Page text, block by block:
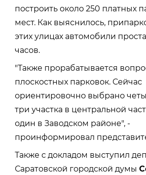
построить около 250 платных
мест. Как выяснилось,
этих улицах автомобили
часов.
"Также прорабатывается
плоскостных парковок. Сейчас
ориентировочно выбрано
три участка в центральной
один в Заводском районе", -
проинформировал
Также с докладом выступил
Саратовской городской думы